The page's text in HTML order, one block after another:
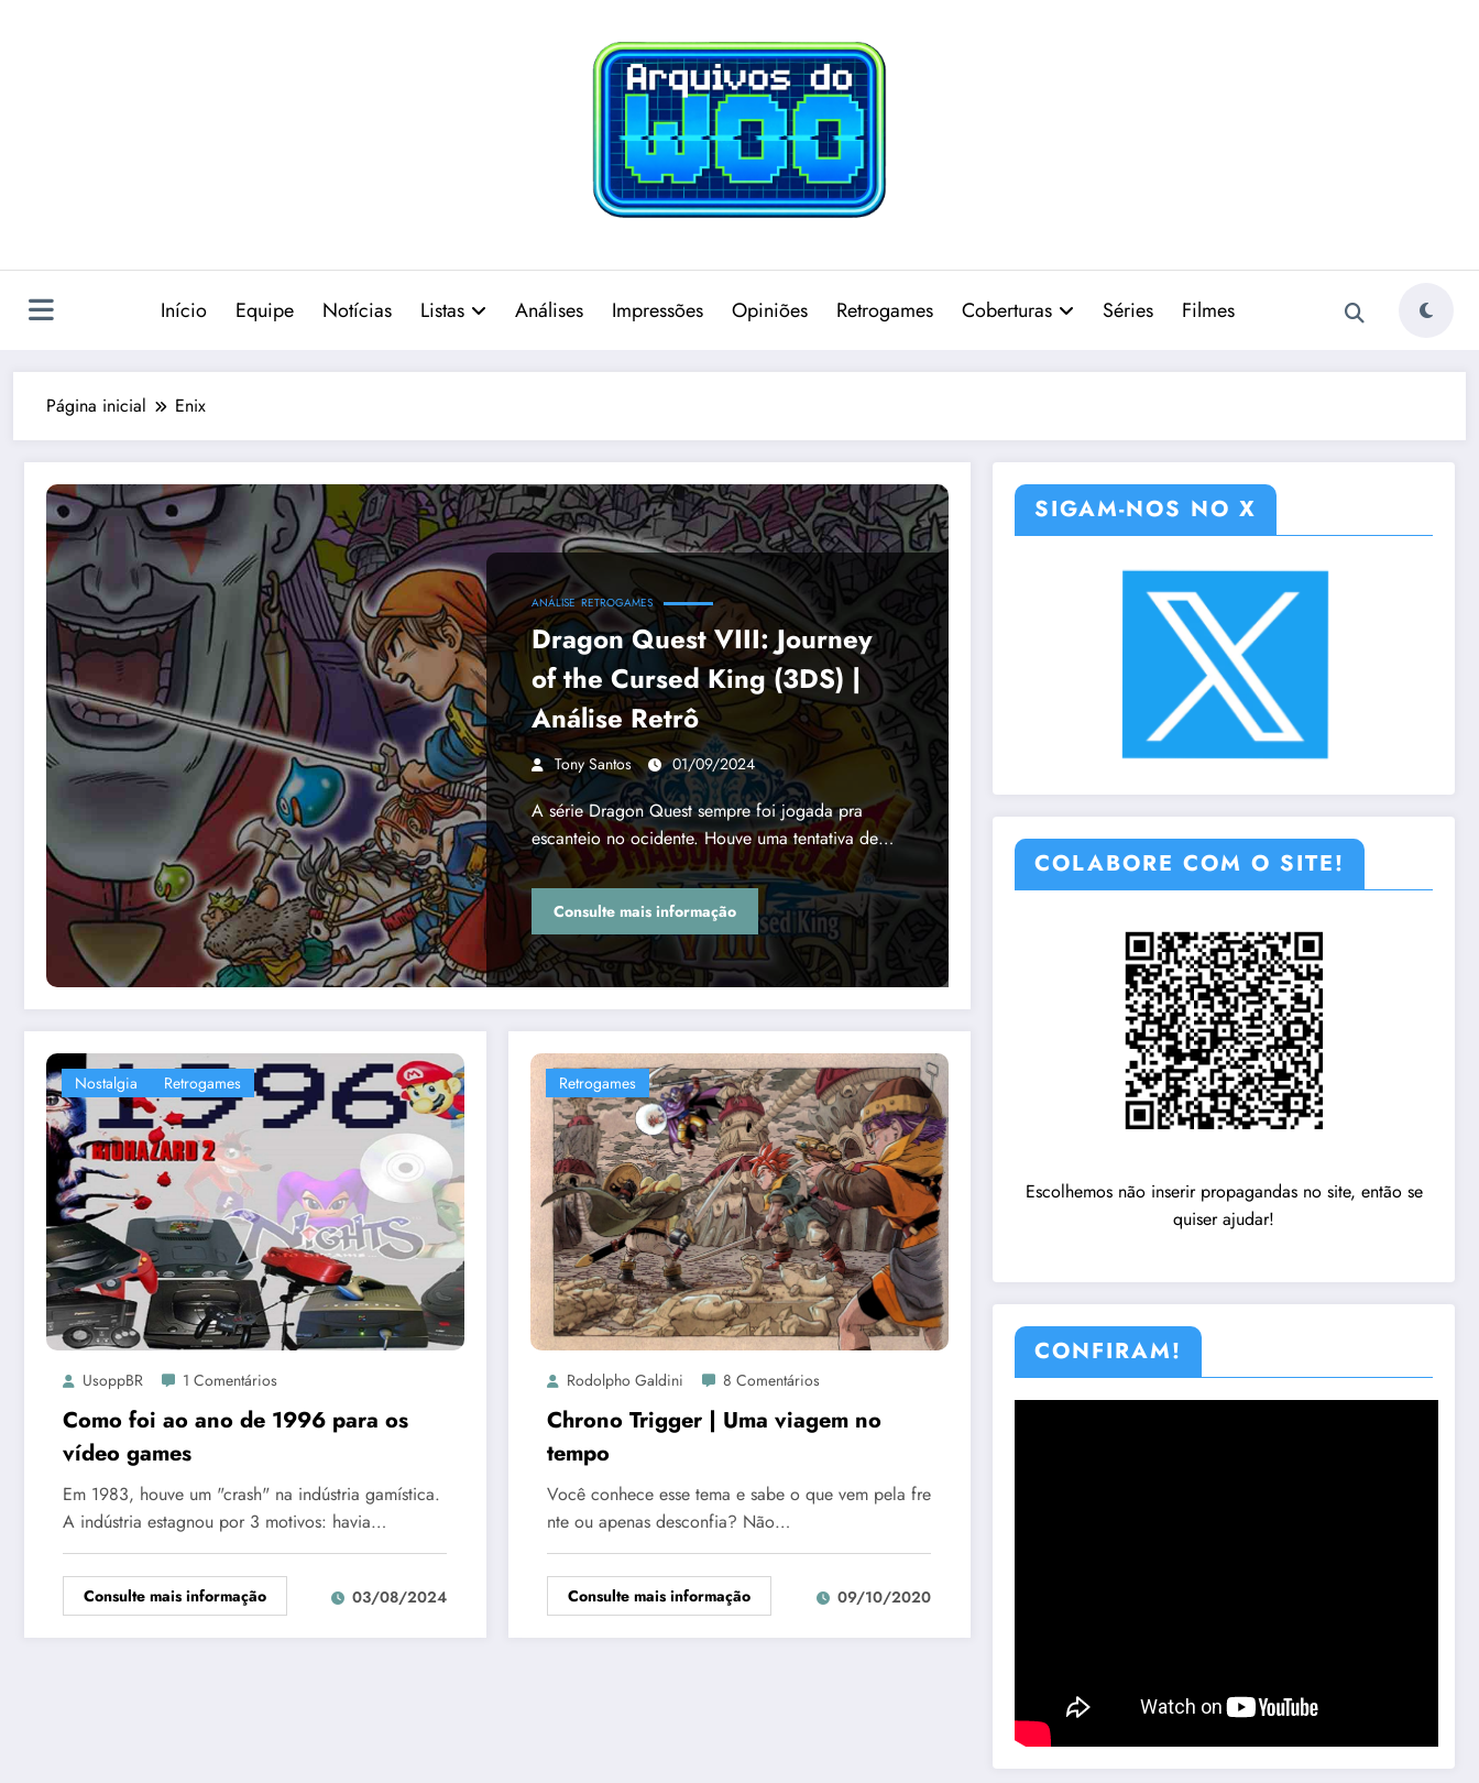
Início Equipe Notícias Listas Análises Impressões Opiniões Retrogames Coberturas Séries Filmes
Página inicial Enix
ANÁLISE RETROGAMES
Dragon Quest VIII: Journey
of the Cursed King (3DS) |
Análise Retrô
Tony Santos 01/09/2024
A série Dragon Quest sempre foi jogada pra
escanteio no ocidente. Houve uma tentativa de…
Consulte mais informação
Nostalgia Retrogames
UsoppBR 1 Comentários
Como foi ao ano de 1996 para os
vídeo games
Em 1983, houve um "crash" na indústria gamística.
A indústria estagnou por 3 motivos: havia…
Consulte mais informação 03/08/2024
Retrogames
Rodolpho Galdini 8 Comentários
Chrono Trigger | Uma viagem no
tempo
Você conhece esse tema e sabe o que vem pela fre
nte ou apenas desconfia? Não…
Consulte mais informação 09/10/2020
SIGAM-NOS NO X
COLABORE COM O SITE!
Escolhemos não inserir propagandas no site, então se
quiser ajudar!
CONFIRAM!